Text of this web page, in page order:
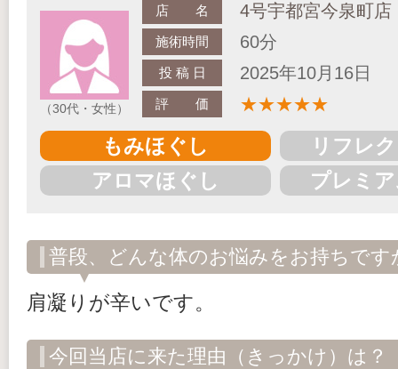
（30代・女性）
店 名 4号宇都宮今泉町店
施術時間 60分
投 稿 日 2025年10月16日
評 価 ★★★★★
もみほぐし
リフレ
アロマほぐし
プレミ
普段、どんな体のお悩みをお持ちです
肩凝りが辛いです。
今回当店に来た理由（きっかけ）は？